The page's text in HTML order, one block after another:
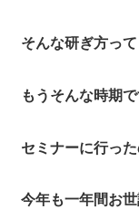
そんな研ぎ方って
もうそんな時期
セミナーに行っ
今年も一年間お